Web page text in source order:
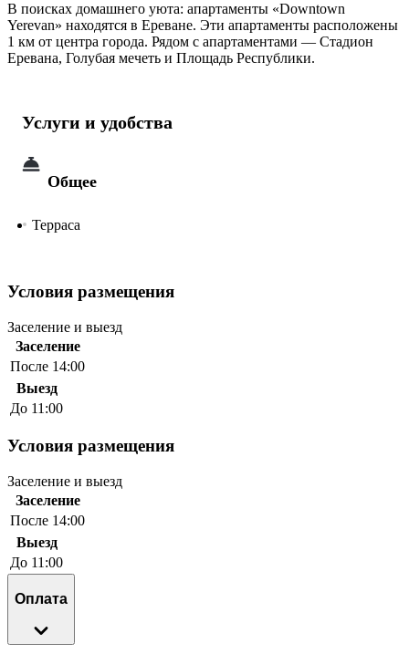
В поисках домашнего уюта: апартаменты «Downtown
Yerevan» находятся в Ереване. Эти апартаменты расположены
1 км от центра города. Рядом с апартаментами — Стадион
Еревана, Голубая мечеть и Площадь Республики.
Услуги и удобства
Общее
Терраса
Условия размещения
Заселение и выезд
Заселение
После 14:00
Выезд
До 11:00
Условия размещения
Заселение и выезд
Заселение
После 14:00
Выезд
До 11:00
Оплата